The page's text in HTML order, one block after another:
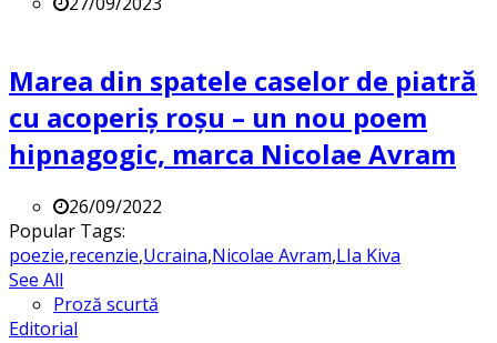
Marea din spatele caselor de piatră
cu acoperiș roșu – un nou poem
hipnagogic, marca Nicolae Avram
26/09/2022
Popular Tags:
poezie,recenzie,Ucraina,Nicolae Avram,LIa Kiva
See All
Proză scurtă
Editorial